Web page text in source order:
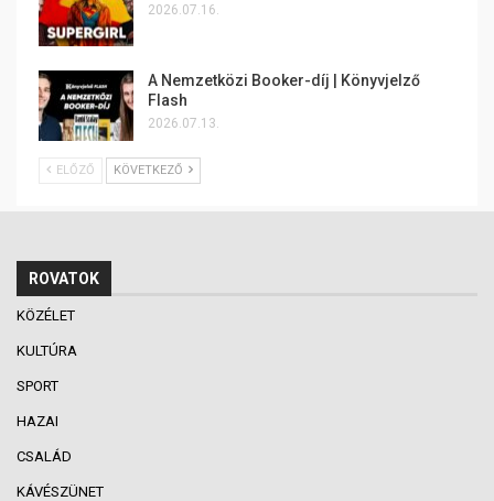
2026.07.16.
A Nemzetközi Booker-díj | Könyvjelző
Flash
2026.07.13.
ELŐZŐ KÖVETKEZŐ
ROVATOK
KÖZÉLET
KULTÚRA
SPORT
HAZAI
CSALÁD
KÁVÉSZÜNET